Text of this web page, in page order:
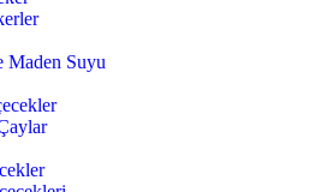
Maden Suyu